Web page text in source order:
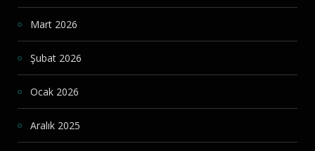
Mart 2026
Şubat 2026
Ocak 2026
Aralık 2025